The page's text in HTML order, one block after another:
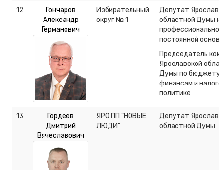
12
Гончаров
Александр
Германович
Избирательный
округ № 1
Депутат
областной Думы
постоянной
Председатель
Ярославской
Думы по
финансам и
политике
13
Гордеев
Дмитрий
Вячеславович
ЯРО ПП "НОВЫЕ
ЛЮДИ"
Депутат
областной Думы